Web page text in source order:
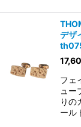
デザ
フェ
ュー
りの
ール